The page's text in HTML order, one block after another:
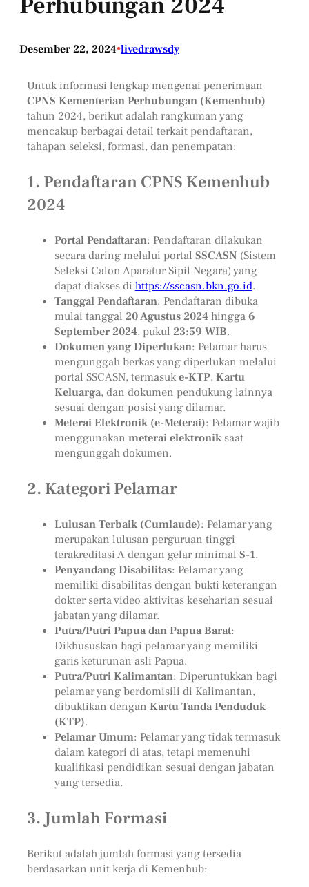
Desember 22, 2024•livedrawsdy
Untuk informasi lengkap mengenai penerimaan
CPNS Kementerian Perhubungan (Kemenhub)
tahun 2024, berikut adalah rangkuman yang
mencakup berbagai detail terkait pendaftaran,
tahapan seleksi, formasi, dan penempatan:
1. Pendaftaran CPNS Kemenhub
2024
Portal Pendaftaran: Pendaftaran dilakukan
secara daring melalui portal SSCASN (Sistem
Seleksi Calon Aparatur Sipil Negara) yang
dapat diakses di https://sscasn.bkn.go.id.
Tanggal Pendaftaran: Pendaftaran dibuka
mulai tanggal 20 Agustus 2024hingga6
September 2024, pukul 23:59 WIB.
Dokumen yang Diperlukan: Pelamar harus
mengunggah berkas yang diperlukan melalui
portal SSCASN, termasuke-KTP, Kartu
Keluarga, dan dokumen pendukung lainnya
sesuai dengan posisi yang dilamar.
Meterai Elektronik (e-Meterai): Pelamar wajib
menggunakan meterai elektroniksaat
mengunggah dokumen.
2. Kategori Pelamar
Lulusan Terbaik (Cumlaude): Pelamar yang
merupakan lulusan perguruan tinggi
terakreditasi A dengan gelar minimal S-1.
Penyandang Disabilitas: Pelamar yang
memiliki disabilitas dengan bukti keterangan
dokter serta video aktivitas keseharian sesuai
jabatan yang dilamar.
Putra/Putri Papua dan Papua Barat:
Dikhususkan bagi pelamar yang memiliki
garis keturunan asli Papua.
Putra/Putri Kalimantan: Diperuntukkan bagi
pelamar yang berdomisili di Kalimantan,
dibuktikan dengan Kartu Tanda Penduduk
(KTP).
Pelamar Umum: Pelamar yang tidak termasuk
dalam kategori di atas, tetapi memenuhi
kualifikasi pendidikan sesuai dengan jabatan
yang tersedia.
3. Jumlah Formasi
Berikut adalah jumlah formasi yang tersedia
berdasarkan unit kerja di Kemenhub: